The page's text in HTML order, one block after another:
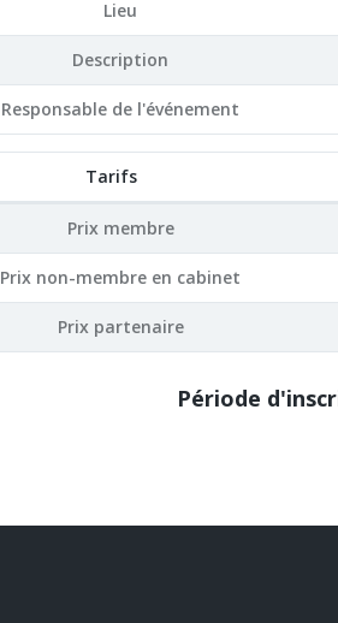
Lieu
Description
Responsable de l'événement
Tarifs
Prix membre
Prix non-membre en cabinet
Prix partenaire
Période